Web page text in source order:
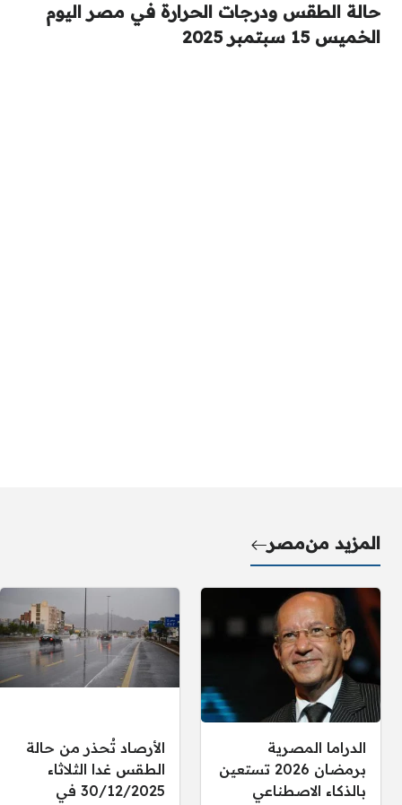
حالة الطقس ودرجات الحرارة في مصر اليوم
الخميس 15 سبتمبر 2025
المزيد منمصر
الدراما المصرية
برمضان 2026 تستعين
بالذكاء الاصطناعي
الأرصاد تُحذر من حالة
الطقس غدا الثلاثاء
30/12/2025 في